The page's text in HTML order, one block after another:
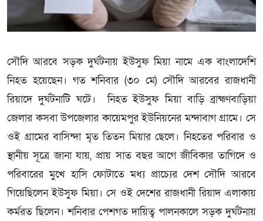
সৌদি আরবে সড়ক দুর্ঘটনায় ইউসুফ মিয়া নামে এক বাংলাদেশি
নিহত হয়েছেন। গত শনিবার (৩০ মে) সৌদি আরবের রাজধানী
রিয়াদে দুর্ঘটনাটি ঘটে। নিহত ইউসুফ মিয়া বাড়ি ব্রাহ্মণবাড়িয়া
জেলার কসবা উপজেলার কায়েমপুর ইউনিয়নের মন্দাবাগ গ্রামে। সে
ওই গ্রামের বাসিন্দা মৃত তিতন মিয়ার ছেলে। নিহতের পরিবার ও
স্থানীয় সূত্রে জানা যায়, প্রায় সাত বছর আগে জীবিকার তাগিদে ও
পরিবারের মুখে হাসি ফোটাতে মধ্য প্রাচ্যের দেশ সৌদি আরবে
গিয়েছিলেন ইউসুফ মিয়া। সে ওই দেশের রাজধানী রিয়াদ এলাকায়
কর্মরত ছিলেন। শনিবার পেশগত দায়িত্ব পালনকালে সড়ক দুর্ঘটনায়